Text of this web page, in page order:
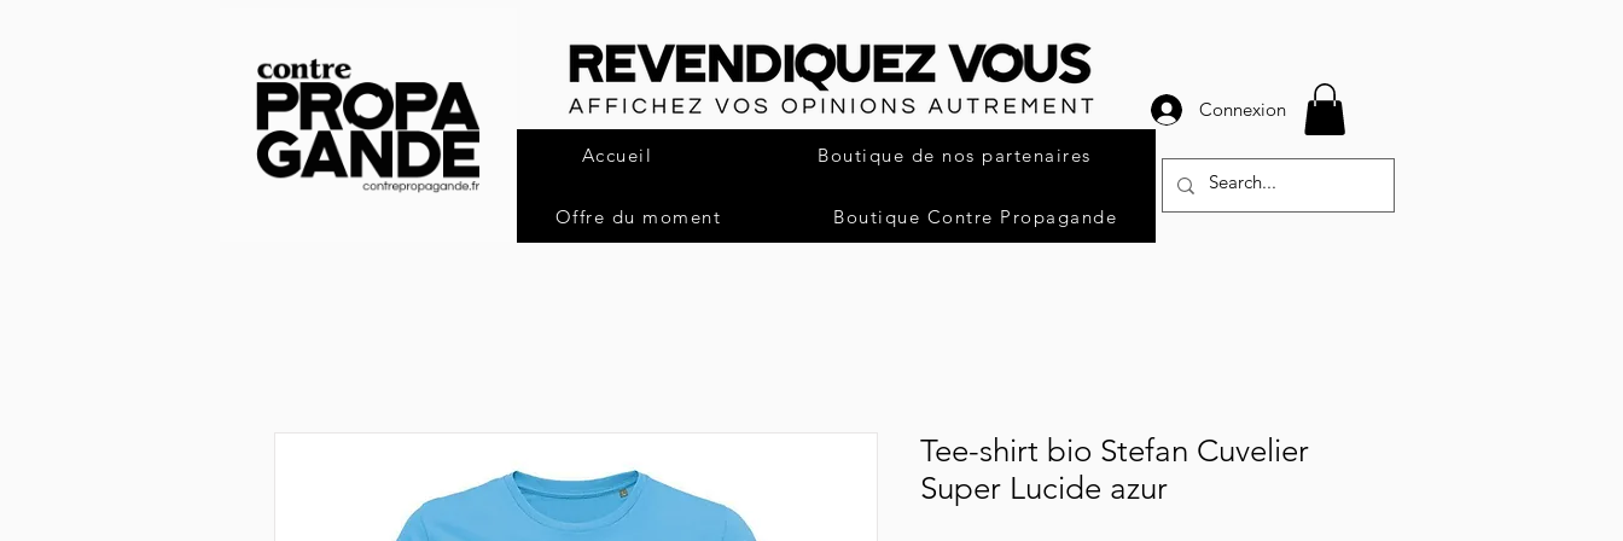
Accueil Boutique de nos partenaires
Offre du moment Boutique Contre Propagande
Connexion
Tee-shirt bio Stefan Cuvelier
Super Lucide azur